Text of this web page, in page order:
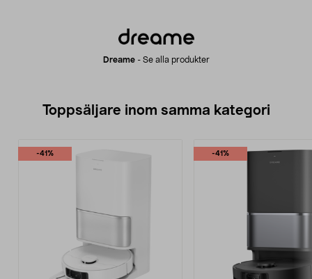
Dreame- Se alla produkter
Toppsäljare inom samma kategori
-41% -41%